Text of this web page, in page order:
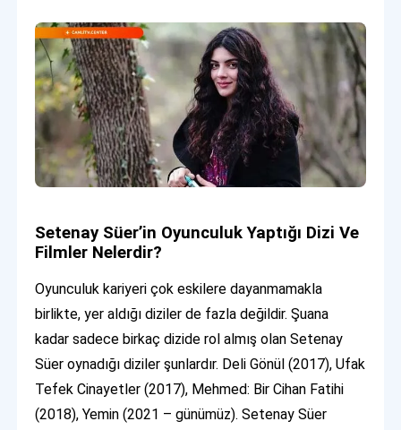
Setenay Süer’in Oyunculuk Yaptığı Dizi Ve
Filmler Nelerdir?
Oyunculuk kariyeri çok eskilere dayanmamakla
birlikte, yer aldığı diziler de fazla değildir. Şuana
kadar sadece birkaç dizide rol almış olan Setenay
Süer oynadığı diziler şunlardır. Deli Gönül (2017), Ufak
Tefek Cinayetler (2017), Mehmed: Bir Cihan Fatihi
(2018), Yemin (2021 – günümüz). Setenay Süer